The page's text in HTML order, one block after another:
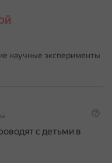
научные эксперименты
с детьми в